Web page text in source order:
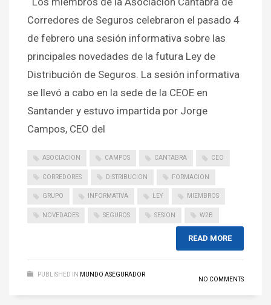
Corredores de Seguros celebraron el pasado 4
de febrero una sesión informativa sobre las
principales novedades de la futura Ley de
Distribución de Seguros. La sesión informativa
se llevó a cabo en la sede de la CEOE en
Santander y estuvo impartida por Jorge
Campos, CEO del
ASOCIACION CAMPOS CANTABRA CEO
CORREDORES DISTRIBUCION FORMACION
GRUPO INFORMATIVA LEY MIEMBROS
NOVEDADES SEGUROS SESION W2B
READ MORE
PUBLISHED IN MUNDO ASEGURADOR
NO COMMENTS